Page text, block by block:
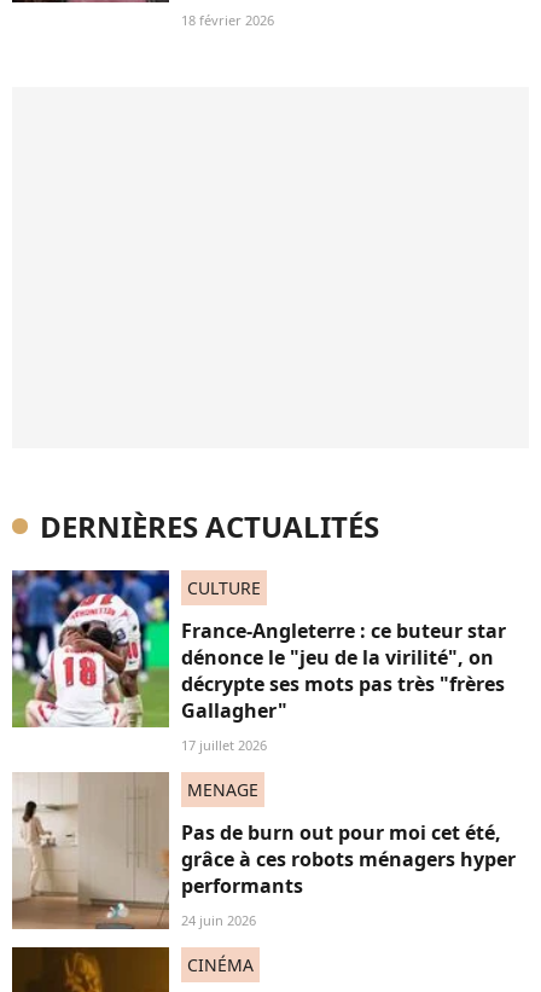
18 février 2026
DERNIÈRES ACTUALITÉS
CULTURE
France-Angleterre : ce buteur star
dénonce le "jeu de la virilité", on
décrypte ses mots pas très "frères
Gallagher"
17 juillet 2026
MENAGE
Pas de burn out pour moi cet été,
grâce à ces robots ménagers hyper
performants
24 juin 2026
CINÉMA